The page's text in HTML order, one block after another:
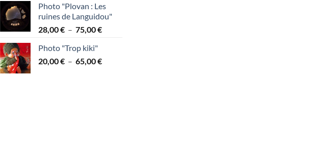
prix :
28,00 €
à
Photo "Plovan : Les
ruines de Languidou"
28,00€ – 75,00€Plage
28,00 €
Photo "Trop kiki"
20,00€ – 65,00€Plage